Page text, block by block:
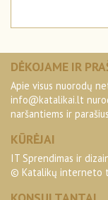
DĖKOJAME IR
Apie visus nuorodų
info@katalikai.lt
naršantiems ir
KŪRĖJAI
IT Sprendimas ir
© Katalikų interneto